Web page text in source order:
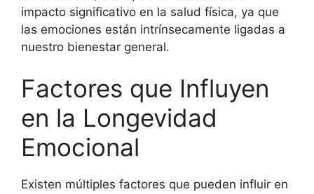
impacto significativo en la salud física, ya que
las emociones están intrínsecamente ligadas a
nuestro bienestar general.
Factores que Influyen
en la Longevidad
Emocional
Existen múltiples factores que pueden influir en